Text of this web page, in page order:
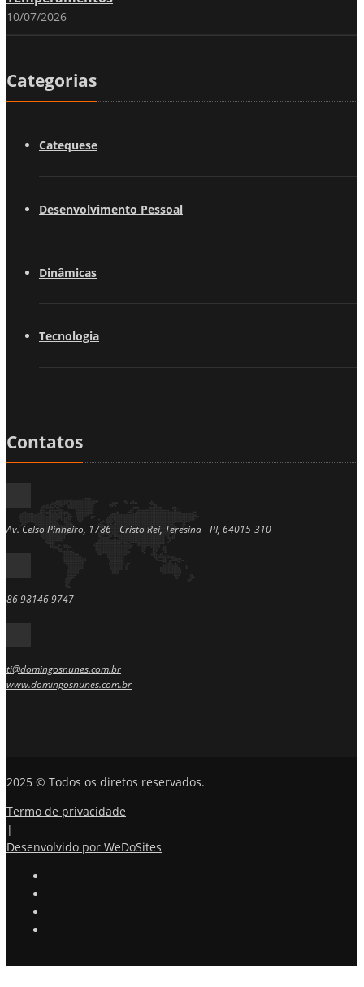
10/07/2026
Categorias
Catequese
Desenvolvimento Pessoal
Dinâmicas
Tecnologia
Contatos
Av. Celso Pinheiro, 1786 - Cristo Rei, Teresina - PI, 64015-310
86 98146 9747
ti@domingosnunes.com.br
www.domingosnunes.com.br
2025 © Todos os diretos reservados.
Termo de privacidade
|
Desenvolvido por WeDoSites